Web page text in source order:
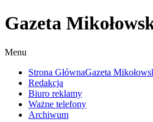
Gazeta
Menu
Strona GłównaGazeta
Redakcja
Biuro reklamy
Ważne telefony
Archiwum